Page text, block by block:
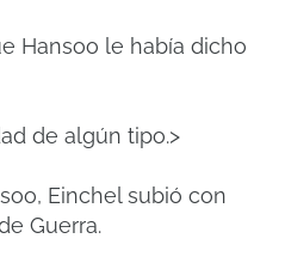
Hansoo le había dicho
de algún tipo.>
Einchel subió con
Guerra.